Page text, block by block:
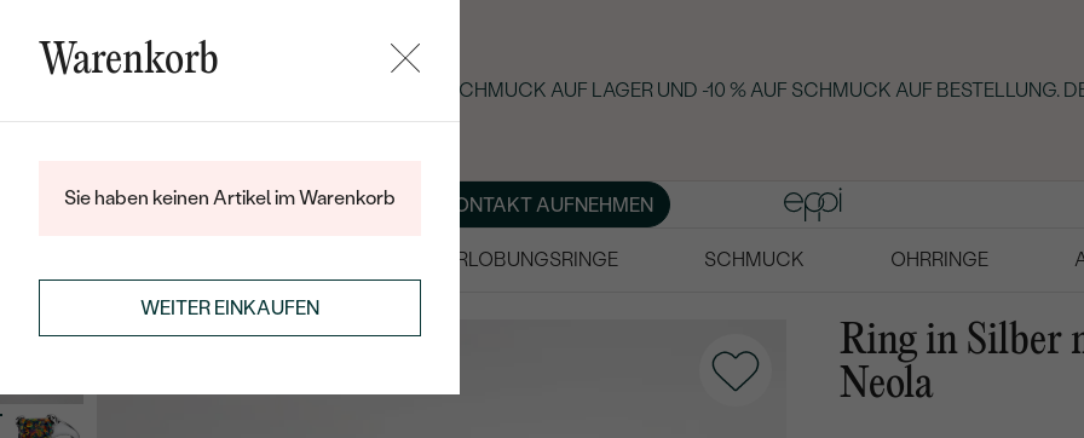
SOMMER-BLACK-FRIDAY: -25 % AUF SCHMUCK AUF LAGER UND -10 % AUF SCHMUCK AUF BESTELLUNG.
ÜBER UNS MAGAZINSCHMUCK NACH MASS KONTAKT AUFNEHMEN
VERLOBUNGSRINGE SCHMUCK OHRRINGE
EDELSTEINRINGE
Ring in Silber
Neola
Warenkorb
Sie haben keinen Artikel im Warenkorb
WEITER EINKAUFEN